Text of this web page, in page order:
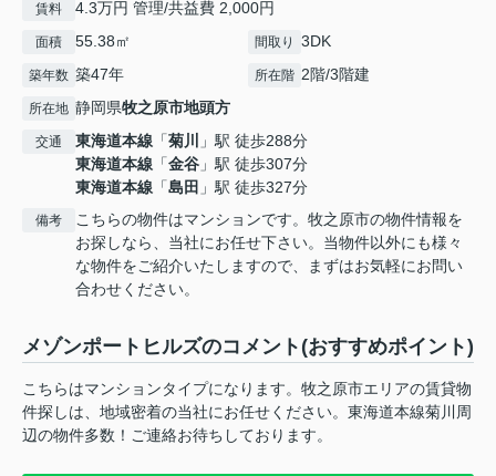
賃料 4.3万円 管理/共益費 2,000円
面積 55.38㎡ 間取り 3DK
築年数 築47年 所在階 2階/3階建
所在地 静岡県牧之原市地頭方
交通 東海道本線 「菊川
」駅 徒歩288分
東海道本線 「金谷 」駅 徒歩307分
東海道本線 「島田 」駅 徒歩327分
備考
こちらの物件はマンションです。牧之原市の物件情報を
お探しなら、当社にお任せ下さい。当物件以外にも様々
な物件をご紹介いたしますので、まずはお気軽にお問い
合わせください。
メゾンポートヒルズのコメント(おすすめポイント)
こちらはマンションタイプになります。牧之原市エリアの賃貸物
件探しは、地域密着の当社にお任せください。東海道本線菊川周
辺の物件多数！ご連絡お待ちしております。